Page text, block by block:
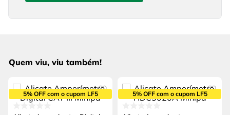
Quem viu, viu também!
5% OFF com o cupom LF5 5% OFF com o cupom LF5